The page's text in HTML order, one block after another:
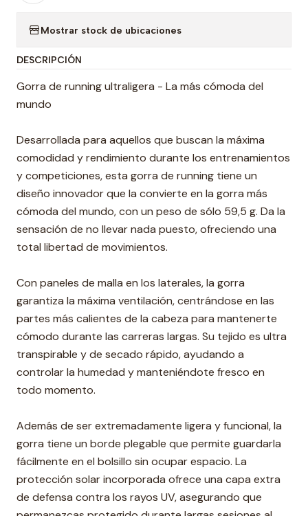
Mostrar stock de ubicaciones
DESCRIPCIÓN
Gorra de running ultraligera - La más cómoda del
mundo
Desarrollada para aquellos que buscan la máxima
comodidad y rendimiento durante los entrenamientos
y competiciones, esta gorra de running tiene un
diseño innovador que la convierte en la gorra más
cómoda del mundo, con un peso de sólo 59,5 g. Da la
sensación de no llevar nada puesto, ofreciendo una
total libertad de movimientos.
Con paneles de malla en los laterales, la gorra
garantiza la máxima ventilación, centrándose en las
partes más calientes de la cabeza para mantenerte
cómodo durante las carreras largas. Su tejido es ultra
transpirable y de secado rápido, ayudando a
controlar la humedad y manteniéndote fresco en
todo momento.
Además de ser extremadamente ligera y funcional, la
gorra tiene un borde plegable que permite guardarla
fácilmente en el bolsillo sin ocupar espacio. La
protección solar incorporada ofrece una capa extra
de defensa contra los rayos UV, asegurando que